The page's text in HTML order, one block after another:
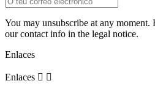
You may unsubscribe at any moment.
our contact info in the legal notice.
Enlaces
Enlaces  